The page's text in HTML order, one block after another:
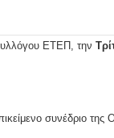
ΕΤΕΠ, την
συνέδριο της